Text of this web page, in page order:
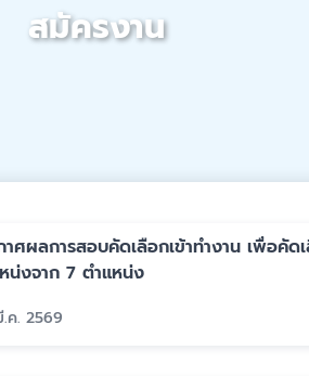
สมัครงาน
าศผลการสอบคัดเลือกเข้าทำงาน เพื่อ
น่งจาก 7 ตำแหน่ง
ค. 2569